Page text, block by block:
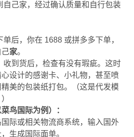
自己家，经过确认质量和自行包装
单后，你在 1688 或拼多多下单，
己家。
收到货后，检查有没有瑕疵。这时
设计的感谢卡、小礼物，甚至喷
美的包装纸打包。（这是代发模
鸟国际为例）：
际或相关物流商系统，输入国外
生成国际面单。